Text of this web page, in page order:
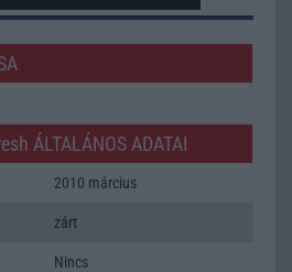
ÁLTALÁNOS ADATAI
2010 március
zárt
Nincs